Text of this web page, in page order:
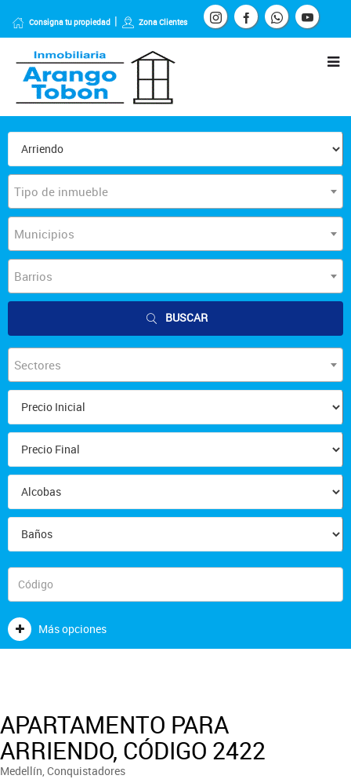
Consigna tu propiedad Zona Clientes
Tipo de inmueble
Municipios
Barrios
BUSCAR
Sectores
Más opciones
APARTAMENTO PARA
ARRIENDO, CÓDIGO 2422
Medellín, Conquistadores